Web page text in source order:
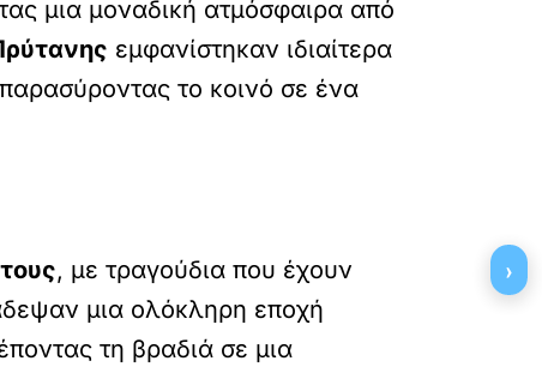
μια μοναδική ατμόσφαιρα από
εμφανίστηκαν ιδιαίτερα
το κοινό σε ένα
, με τραγούδια που έχουν
μια ολόκληρη εποχή
τη βραδιά σε μια
›